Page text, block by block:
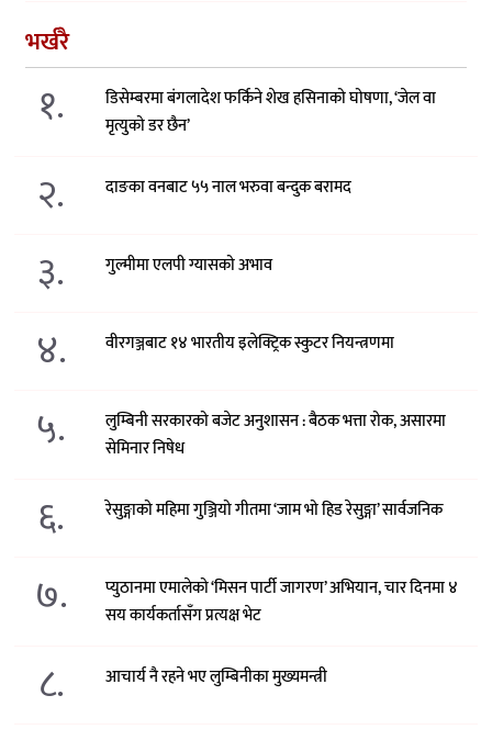
भर्खरै
१.
डिसेम्बरमा बंगलादेश फर्किने शेख हसिनाको घोषणा, ‘जेल वा
मृत्युको डर छैन’
२. दाङका वनबाट ५५ नाल भरुवा बन्दुक बरामद
३. गुल्मीमा एलपी ग्यासको अभाव
४. वीरगञ्जबाट १४ भारतीय इलेक्ट्रिक स्कुटर नियन्त्रणमा
५.
लुम्बिनी सरकारको बजेट अनुशासन : बैठक भत्ता रोक, असारमा
सेमिनार निषेध
६. रेसुङ्गाको महिमा गुञ्जियो गीतमा ‘जाम भो हिड रेसुङ्गा’ सार्वजनिक
७.
प्युठानमा एमालेको ‘मिसन पार्टी जागरण’ अभियान, चार दिनमा ४
सय कार्यकर्तासँग प्रत्यक्ष भेट
८. आचार्य नै रहने भए लुम्बिनीका मुख्यमन्त्री